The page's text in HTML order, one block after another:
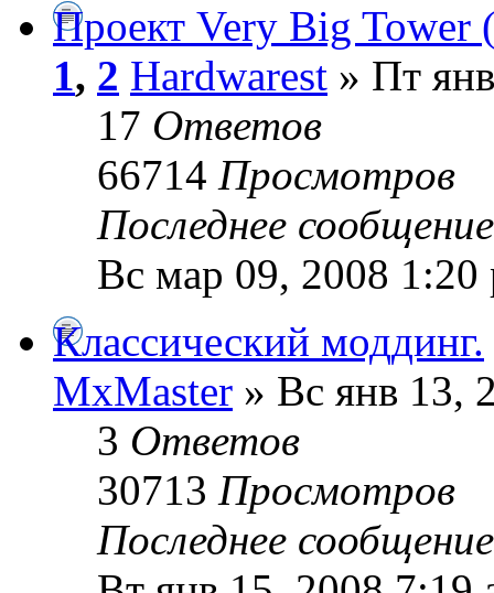
Проект Very Big Tower
1, 2 Hardwarest » Пт
17 Ответов
66714 Просмотров
Последнее
Вс мар 09, 2008 1:20
Классический моддинг.
MxMaster » Вс янв 13,
3 Ответов
30713 Просмотров
Последнее